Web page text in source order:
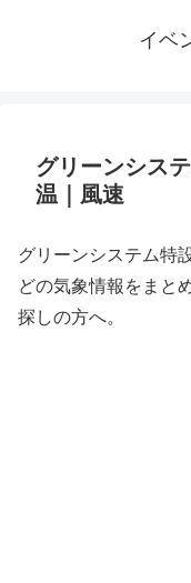
イベ
グリーンシス
温｜風速
グリーンシステム特
どの気象情報をまと
探しの方へ。